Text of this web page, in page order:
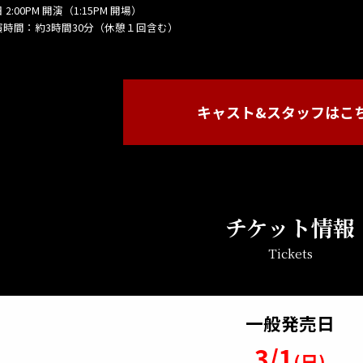
2:00PM 開演（1:15PM 開場）
間：約3時間30分（休憩１回含む）
キャスト&スタッフはこ
チケット情報
Tickets
一般発売日